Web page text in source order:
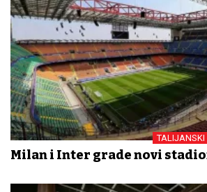
TALIJANSKI
Milan i Inter grade novi